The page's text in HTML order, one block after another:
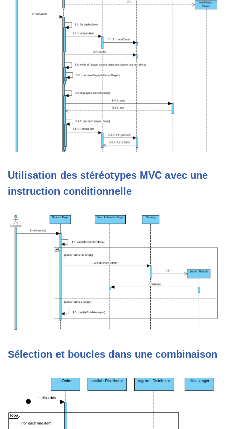
Utilisation des stéréotypes MVC avec une
instruction conditionnelle
Sélection et boucles dans une combinaison